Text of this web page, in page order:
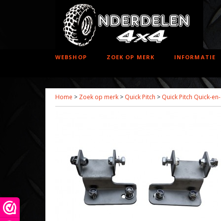
WEBSHOP ZOEK OP MERK INFORMATIE
Home > Zoek op merk > Quick Pitch > Quick Pitch Quick-